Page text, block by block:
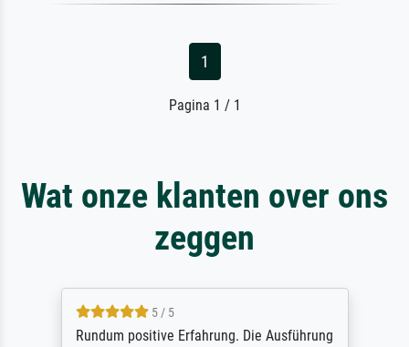
1
Pagina 1 / 1
Wat onze klanten over ons
zeggen
5 / 5
Rundum positive Erfahrung. Die Ausführung